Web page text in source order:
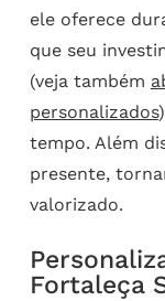
ele oferece
que seu
(veja também
personalizados
tempo. Além
presente,
valorizado.
Fortaleça